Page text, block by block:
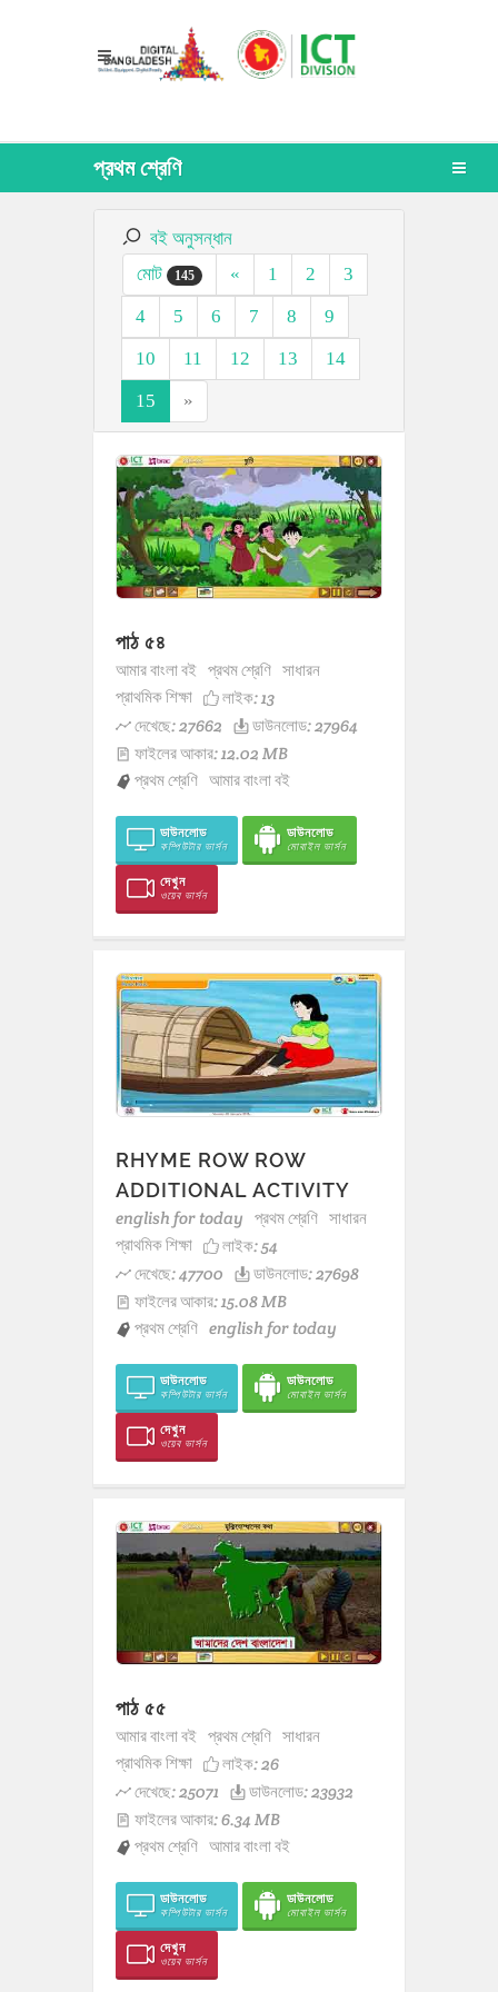
প্রথম শ্রেণি
বই অনুসন্ধান
মোট
145 « 1 2
3
4
5 6 7 8
9
10
11 12 13
14
15
»
পাঠ ৫৪
আমার বাংলা বই প্রথম শ্রেণি সাধারন
প্রাথমিক শিক্ষা
লাইক:13
দেখেছে: 27662
ডাউনলোড: 27964
ফাইলের আকার: 12.02 MB
প্রথম শ্রেণি আমার বাংলা বই
ডাউনলোড
কম্পিউটার ভার্সন
ডাউনলোড
মোবাইল ভার্সন
দেখুন
ওয়েব ভার্সন
RHYME ROW ROW
ADDITIONAL ACTIVITY
english for today প্রথম শ্রেণি সাধারন
প্রাথমিক শিক্ষা
লাইক:54
দেখেছে: 47700
ডাউনলোড: 27698
ফাইলের আকার: 15.08 MB
প্রথম শ্রেণি english for today
ডাউনলোড
কম্পিউটার ভার্সন
ডাউনলোড
মোবাইল ভার্সন
দেখুন
ওয়েব ভার্সন
পাঠ ৫৫
আমার বাংলা বই প্রথম শ্রেণি সাধারন
প্রাথমিক শিক্ষা
লাইক:26
দেখেছে: 25071
ডাউনলোড: 23932
ফাইলের আকার: 6.34 MB
প্রথম শ্রেণি আমার বাংলা বই
ডাউনলোড
কম্পিউটার ভার্সন
ডাউনলোড
মোবাইল ভার্সন
দেখুন
ওয়েব ভার্সন